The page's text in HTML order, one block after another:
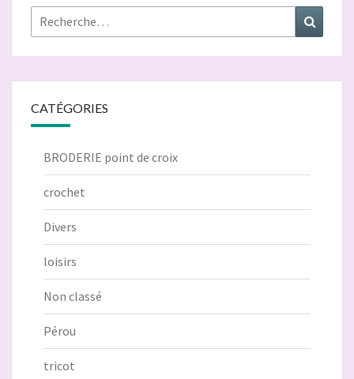
Rechercher :
CATÉGORIES
BRODERIE point de croix
crochet
Divers
loisirs
Non classé
Pérou
tricot